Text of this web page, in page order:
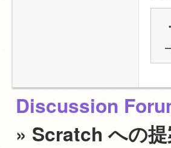
Discussion
» Scratch への